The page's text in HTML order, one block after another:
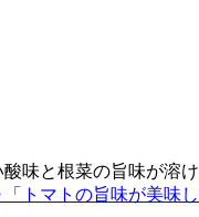
味と根菜の旨味が溶
トマトの旨味が美味